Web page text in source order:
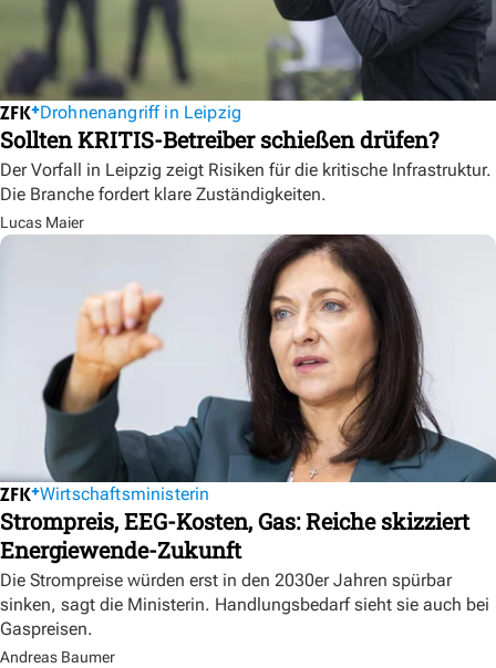
Drohnenangriff in Leipzig
Sollten KRITIS-Betreiber schießen drüfen?
Der Vorfall in Leipzig zeigt Risiken für die kritische Infrastruktur.
Die Branche fordert klare Zuständigkeiten.
Lucas Maier
Wirtschaftsministerin
Strompreis, EEG-Kosten, Gas: Reiche skizziert
Energiewende-Zukunft
Die Strompreise würden erst in den 2030er Jahren spürbar
sinken, sagt die Ministerin. Handlungsbedarf sieht sie auch bei
Gaspreisen.
Andreas Baumer